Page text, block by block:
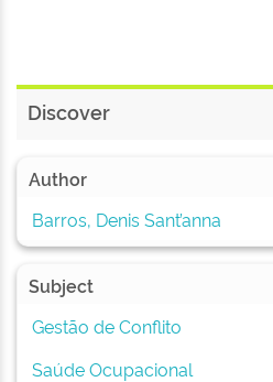
Discover
Author
Barros, Denis Sant’anna
Subject
Gestão de Conflito
Saúde Ocupacional